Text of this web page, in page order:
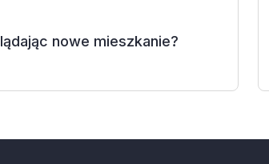
nowe mieszkanie?